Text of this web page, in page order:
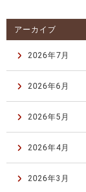
2026年7月
2026年6月
2026年5月
2026年4月
2026年3月